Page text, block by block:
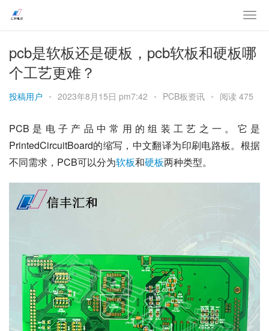
pcb是软板还是硬板，pcb软板和硬板哪
个工艺更难？
投稿用户 • 2023年8月15日 pm7:42 • PCB板资讯 • 阅读 475
PCB是电子产品中常用的组装工艺之一。它是
PrintedCircuitBoard的缩写，中文翻译为印刷电路板。根据
不同需求，PCB可以分为软板和硬板两种类型。